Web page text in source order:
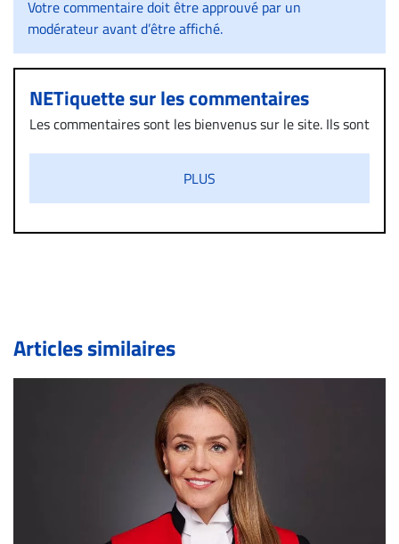
Votre commentaire doit être approuvé par un
modérateur avant d’être affiché.
NETiquette sur les commentaires
Les commentaires sont les bienvenus sur le site. Ils sont
diffamatoire. Si malgré cette politique de modération,
un commentaire publié sur le site vous dérange, prenez
immédiatement contact par courriel (info@droit-
de validation, un droit de réponse.
Bien à vous,
La Rédaction de Droit-inc.com
PLUS
Articles similaires